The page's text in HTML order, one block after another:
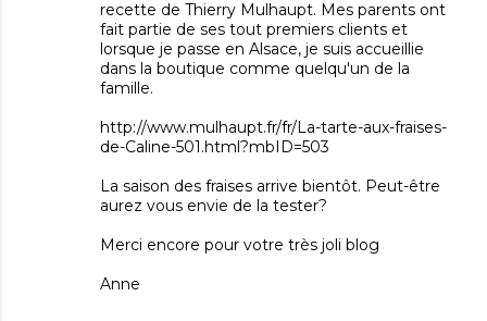
recette de Thierry Mulhaupt. Mes parents ont
fait partie de ses tout premiers clients et
lorsque je passe en Alsace, je suis accueillie
dans la boutique comme quelqu'un de la
famille.
http://www.mulhaupt.fr/fr/La-tarte-aux-fraises-
de-Caline-501.html?mbID=503
La saison des fraises arrive bientôt. Peut-être
aurez vous envie de la tester?
Merci encore pour votre très joli blog
Anne